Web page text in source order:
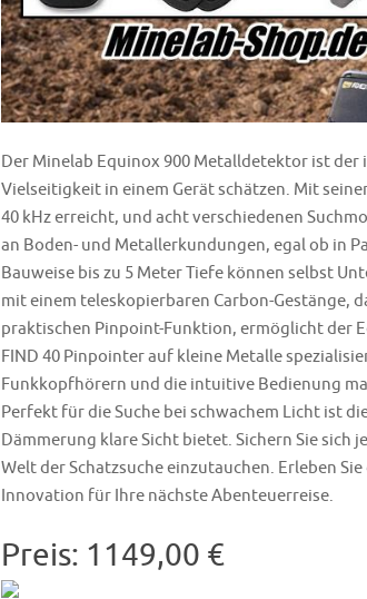
Der Minelab Equinox 900 Metalldetektor ist
Vielseitigkeit in einem Gerät schätzen. Mit
40 kHz erreicht, und acht verschiedenen
an Boden- und Metallerkundungen, egal ob in
Bauweise bis zu 5 Meter Tiefe können selbst
mit einem teleskopierbaren Carbon-Gestänge,
praktischen Pinpoint-Funktion, ermöglicht der
FIND 40 Pinpointer auf kleine Metalle
Funkkopfhörern und die intuitive Bedienung
Perfekt für die Suche bei schwachem Licht ist
Dämmerung klare Sicht bietet. Sichern Sie sich
Welt der Schatzsuche einzutauchen. Erleben
Innovation für Ihre nächste Abenteuerreise.
Preis: 1149,00 €